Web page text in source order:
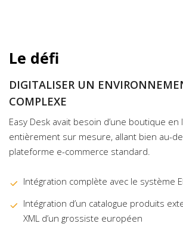
Le défi
DIGITALISER UN
COMPLEXE
Easy Desk avait besoin d’une boutique en
entièrement sur mesure, allant bien au-
plateforme e-commerce standard.
Intégration complète avec le système
Intégration d’un catalogue produits
XML d’un grossiste européen